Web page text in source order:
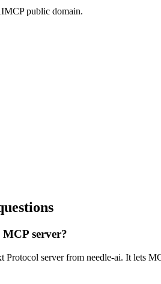
public domain.
server?
Protocol server from needle-ai. It lets